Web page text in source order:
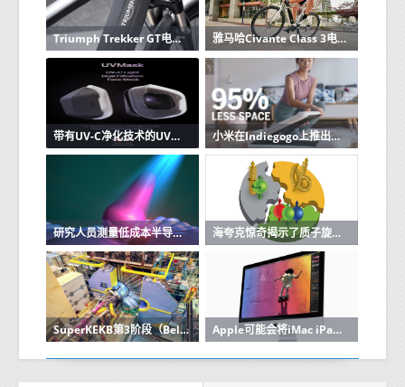
Triumph Trekker GT电动自行车是该摩托车制造商的首款电动自行车 雅马哈Civante Class 3电动自行车的时速高达28mph
带有UV-C净化技术的UVMask防污染口罩以99美元的价格到达Indiegogo 小米在Indiegogo上推出了具有更紧凑设计的WalkingPad S1
研究人员测量低成本半导体中近乎完美的性能 海夸克惊奇揭示了质子旋转拼图中更深的复杂性
SuperKEKB第3阶段（Belle II物理运行）开始 Apple可能会将iMac iPad和MacBook转换为彩色迷你LED屏幕